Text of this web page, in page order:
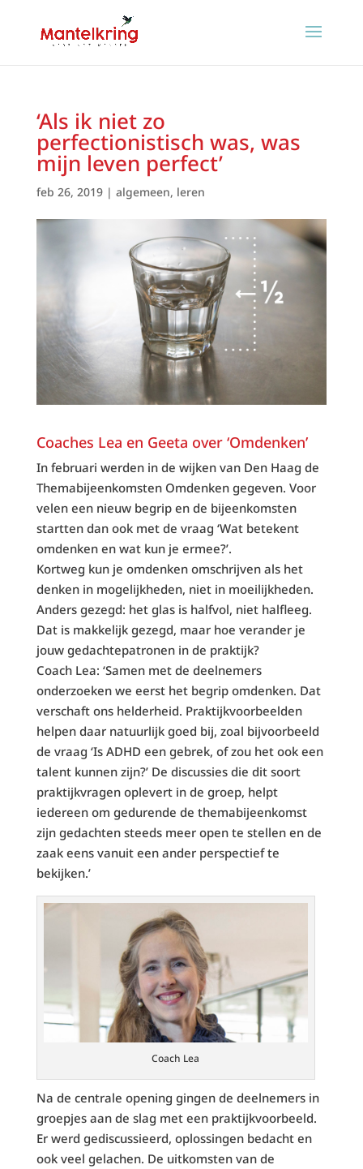
‘Als ik niet zo
perfectionistisch was, was
mijn leven perfect’
feb 26, 2019| algemeen, leren
Coaches Lea en Geeta over ‘Omdenken’
In februari werden in de wijken van Den Haag de
Themabijeenkomsten Omdenken gegeven. Voor
velen een nieuw begrip en de bijeenkomsten
startten dan ook met de vraag ‘Wat betekent
omdenken en wat kun je ermee?’.
Kortweg kun je omdenken omschrijven als het
denken in mogelijkheden, niet in moeilijkheden.
Anders gezegd: het glas is halfvol, niet halfleeg.
Dat is makkelijk gezegd, maar hoe verander je
jouw gedachtepatronen in de praktijk?
Coach Lea: ‘Samen met de deelnemers
onderzoeken we eerst het begrip omdenken. Dat
verschaft ons helderheid. Praktijkvoorbeelden
helpen daar natuurlijk goed bij, zoal bijvoorbeeld
de vraag ‘Is ADHD een gebrek, of zou het ook een
talent kunnen zijn?’ De discussies die dit soort
praktijkvragen oplevert in de groep, helpt
iedereen om gedurende de themabijeenkomst
zijn gedachten steeds meer open te stellen en de
zaak eens vanuit een ander perspectief te
bekijken.’
Coach Lea
Na de centrale opening gingen de deelnemers in
groepjes aan de slag met een praktijkvoorbeeld.
Er werd gediscussieerd, oplossingen bedacht en
ook veel gelachen. De uitkomsten van de